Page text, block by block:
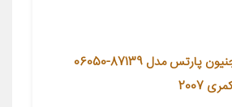
فیلتر کابین خودرو جنیون پارتس مدل 87139-06050
2007